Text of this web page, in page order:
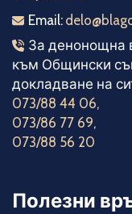
Електронна поща
Email:
Телефони за
За денонощна
към Общински
докладване на
073/88 44 06,
073/86 77 69,
073/88 56 20
Полезни